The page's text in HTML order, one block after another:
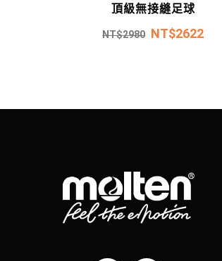
頂級無接縫足球
NT$2980 NT$2622